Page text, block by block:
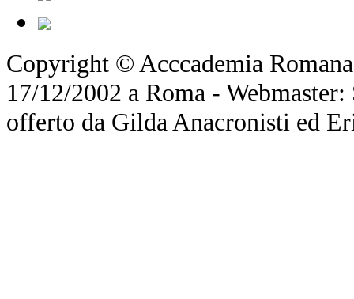
Copyright © Acccademia
17/12/2002 a Roma -
offerto da Gilda Anacronisti ed